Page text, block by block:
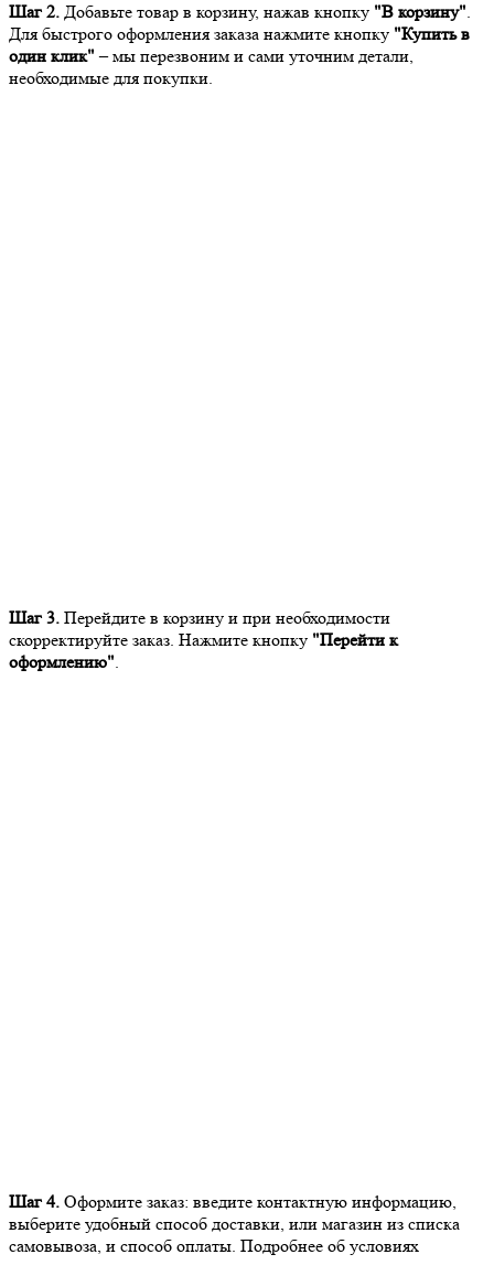
Шаг 2. Добавьте товар в корзину, нажав кнопку "В корзину".
Для быстрого оформления заказа нажмите кнопку "Купить в
один клик" – мы перезвоним и сами уточним детали,
необходимые для покупки.
Шаг 3. Перейдите в корзину и при необходимости
скорректируйте заказ. Нажмите кнопку "Перейти к
оформлению".
Шаг 4. Оформите заказ: введите контактную информацию,
выберите удобный способ доставки, или магазин из списка
самовывоза, и способ оплаты. Подробнее об условиях